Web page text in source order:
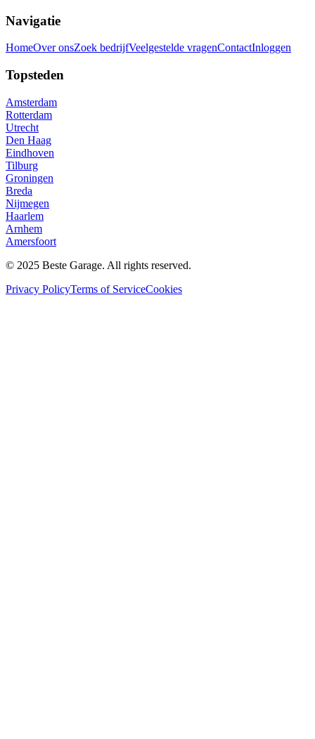
Navigatie
HomeOver onsZoek bedrijfVeelgestelde vragenContactInloggen
Topsteden
Amsterdam
Rotterdam
Utrecht
Den Haag
Eindhoven
Tilburg
Groningen
Breda
Nijmegen
Haarlem
Arnhem
Amersfoort
© 2025 Beste Garage. All rights reserved.
Privacy PolicyTerms of ServiceCookies